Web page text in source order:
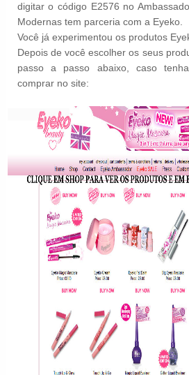
digitar o código E2576 no
Modernas tem parceria com a Eyeko.
Você já experimentou os produtos
Depois de você escolher os seus
passo a passo abaixo, caso
comprar no site: